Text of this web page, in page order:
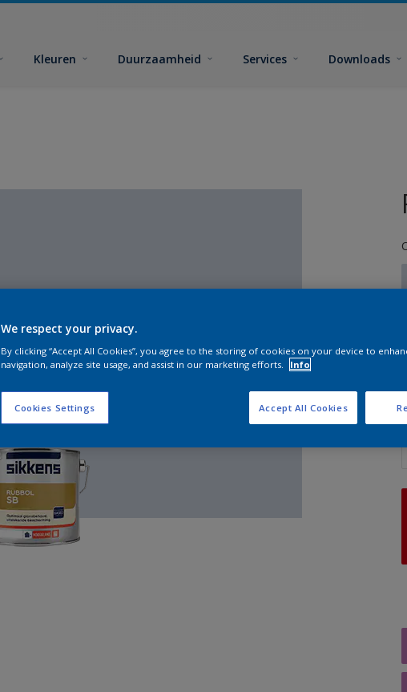
Kleuren Duurzaamheid Services Downloads
We respect your privacy.
By clicking “Accept All Cookies”, you agree to the storing of cookies on your device to
navigation, analyze site usage, and assist in our marketing efforts.
Info
Cookies Settings Accept All Cookies